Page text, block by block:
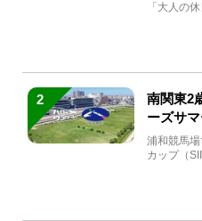
「大人の
2
南関東2
ーズサ
馬と見
浦和競馬
カップ（